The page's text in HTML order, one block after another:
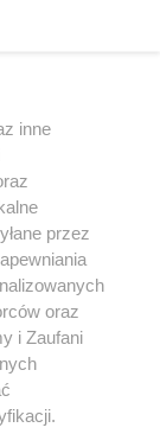
Youtube
inne
przez
oraz
i Zaufani